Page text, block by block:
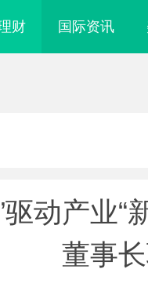
财 国际资讯
驱动产业
董事